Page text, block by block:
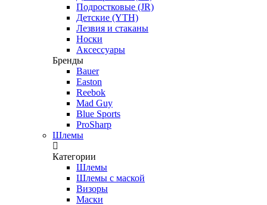
Подростковые (JR)
Детские (YTH)
Лезвия и стаканы
Носки
Аксессуары
Бренды
Bauer
Easton
Reebok
Mad Guy
Blue Sports
ProSharp
Шлемы
Категории
Шлемы
Шлемы с маской
Визоры
Маски